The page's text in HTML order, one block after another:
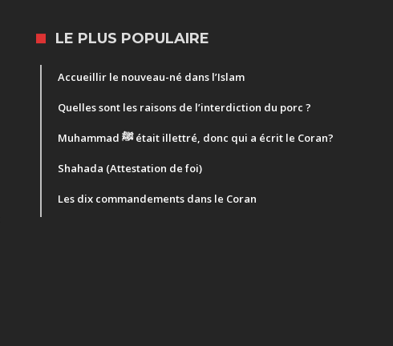
LE PLUS POPULAIRE
Accueillir le nouveau-né dans l’Islam
Quelles sont les raisons de l’interdiction du porc ?
Muhammad ﷺ était illettré, donc qui a écrit le Coran?
Shahada (Attestation de foi)
Les dix commandements dans le Coran